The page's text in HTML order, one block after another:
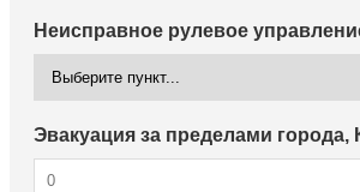
Неисправное рулевое
Эвакуация за пределами города,